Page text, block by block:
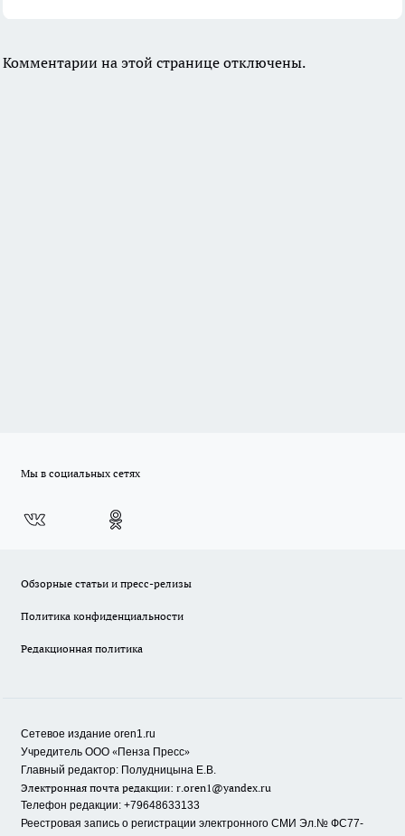
Комментарии на этой странице отключены.
Мы в социальных сетях
Обзорные статьи и пресс-релизы
Политика конфиденциальности
Редакционная политика
Сетевое издание oren1.ru
Учредитель ООО «Пенза Пресс»
Главный редактор: Полудницына Е.В.
Электронная почта редакции: r.oren1@yandex.ru
Телефон редакции: +79648633133
Реестровая запись о регистрации электронного СМИ Эл.№ ФС77-